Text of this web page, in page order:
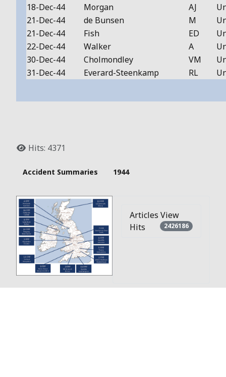
18-Dec-44
Morgan AJ
21-Dec-44
de Bunsen M
21-Dec-44
Fish ED
22-Dec-44
Walker A
30-Dec-44
Cholmondley VM
31-Dec-44
Everard-Steenkamp RL
Hits: 4371
Accident Summaries 1944
Articles View
Hits
2426186